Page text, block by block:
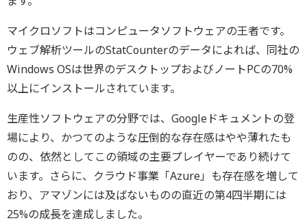
マイクロソフトはコンピュータソフトウェアの王者です。
ウェブ解析ツールのStatCounterのデータによれば、同社の
Windows OSは世界のデスクトップおよびノートPCの70%
以上にインストールされています。
生産性ソフトウェアの分野では、Googleドキュメントの登
場により、かつてのような圧倒的な存在感はやや薄れたも
のの、依然としてこの領域の主要プレイヤーであり続けて
います。さらに、クラウド事業「Azure」も存在感を増して
おり、アマゾンには及ばないものの直近の第4四半期には
25%の成長を達成しました。